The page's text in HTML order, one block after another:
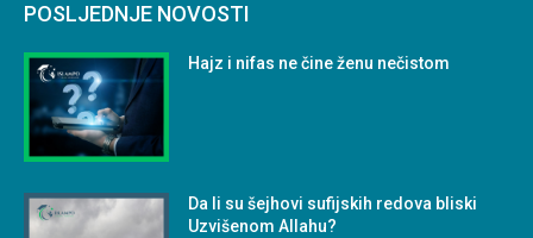
POSLJEDNJE NOVOSTI
Hajz i nifas ne čine ženu nečistom
Da li su šejhovi sufijskih redova bliski
Uzvišenom Allahu?